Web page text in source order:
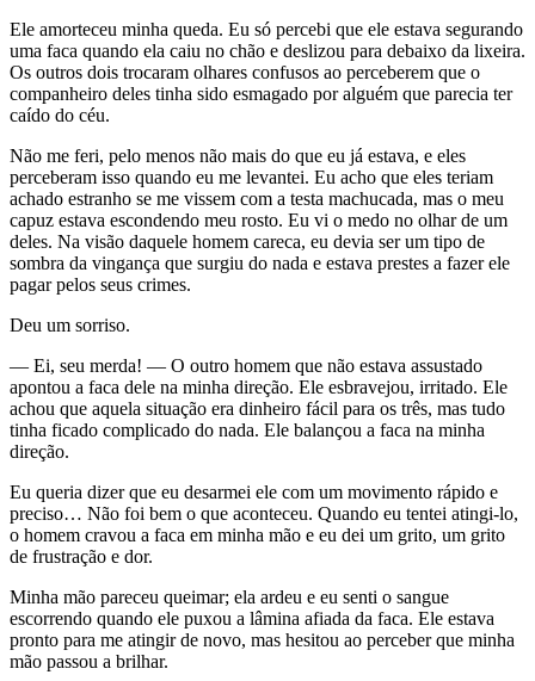
Ele amorteceu minha queda. Eu só percebi que ele estava segurando
uma faca quando ela caiu no chão e deslizou para debaixo da lixeira.
Os outros dois trocaram olhares confusos ao perceberem que o
companheiro deles tinha sido esmagado por alguém que parecia ter
caído do céu.
Não me feri, pelo menos não mais do que eu já estava, e eles
perceberam isso quando eu me levantei. Eu acho que eles teriam
achado estranho se me vissem com a testa machucada, mas o meu
capuz estava escondendo meu rosto. Eu vi o medo no olhar de um
deles. Na visão daquele homem careca, eu devia ser um tipo de
sombra da vingança que surgiu do nada e estava prestes a fazer ele
pagar pelos seus crimes.
Deu um sorriso.
— Ei, seu merda! — O outro homem que não estava assustado
apontou a faca dele na minha direção. Ele esbravejou, irritado. Ele
achou que aquela situação era dinheiro fácil para os três, mas tudo
tinha ficado complicado do nada. Ele balançou a faca na minha
direção.
Eu queria dizer que eu desarmei ele com um movimento rápido e
preciso… Não foi bem o que aconteceu. Quando eu tentei atingi-lo,
o homem cravou a faca em minha mão e eu dei um grito, um grito
de frustração e dor.
Minha mão pareceu queimar; ela ardeu e eu senti o sangue
escorrendo quando ele puxou a lâmina afiada da faca. Ele estava
pronto para me atingir de novo, mas hesitou ao perceber que minha
mão passou a brilhar.